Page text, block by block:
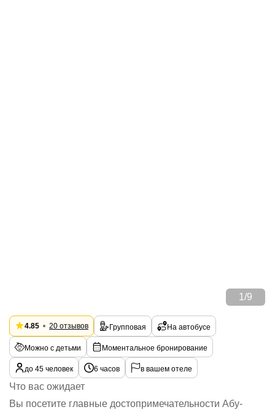
1 /9
4.85 20 отзывов Групповая На автобусе
Можно с детьми Моментальное бронирование
до 45 человек 6 часов в вашем отеле
Что вас ожидает
Вы посетите главные достопримечательности Абу-